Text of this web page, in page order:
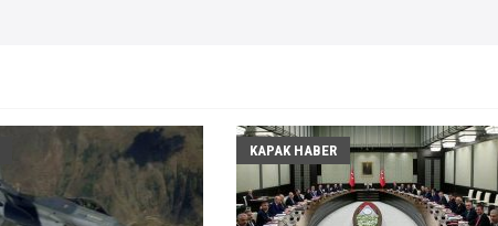
KAPAK HABER